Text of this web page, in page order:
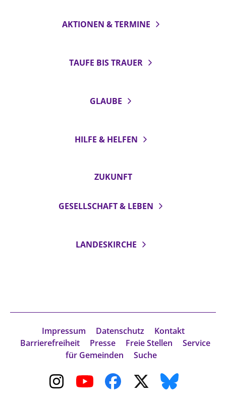
AKTIONEN & TERMINE
TAUFE BIS TRAUER
GLAUBE
HILFE & HELFEN
ZUKUNFT
GESELLSCHAFT & LEBEN
LANDESKIRCHE
Impressum Datenschutz
Kontakt
Barrierefreiheit
Presse Freie Stellen
Service
für Gemeinden
Suche